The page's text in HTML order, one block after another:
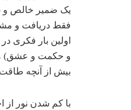
یک ضمیر خالص و
فقط دریافت و
اولین بار فکری
و حکمت و عشق)
بیش از آنچه
با کم شدن نور از